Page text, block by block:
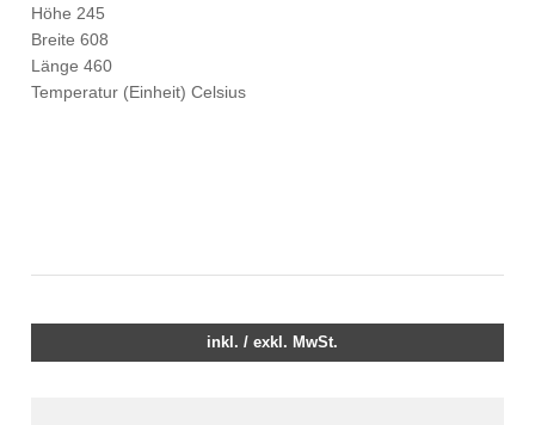
Höhe 245
Breite 608
Länge 460
Temperatur (Einheit) Celsius
inkl. / exkl. MwSt.